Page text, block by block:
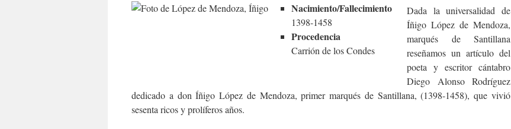
Nacimiento/Fallecimiento
1398-1458
Procedencia
Carrión de los Condes
Dada la universalidad de
Íñigo López de Mendoza,
marqués de Santillana
reseñamos un artículo del
poeta y escritor cántabro
Diego Alonso Rodríguez
dedicado a don Íñigo López de Mendoza, primer marqués de Santillana, (1398-1458), que vivió
sesenta ricos y prolíferos años.